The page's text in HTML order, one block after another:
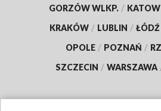
GORZÓW WLKP. /
KRAKÓW / LUBLIN / ŁÓDŹ
OPOLE / POZNAŃ /
SZCZECIN / WARSZAWA